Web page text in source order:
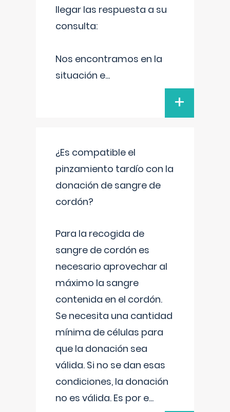
llegar las respuesta a su
consulta:
Nos encontramos en la
situación e...
+
¿Es compatible el
pinzamiento tardío con la
donación de sangre de
cordón?
Para la recogida de
sangre de cordón es
necesario aprovechar al
máximo la sangre
contenida en el cordón.
Se necesita una cantidad
mínima de células para
que la donación sea
válida. Si no se dan esas
condiciones, la donación
no es válida. Es por e...